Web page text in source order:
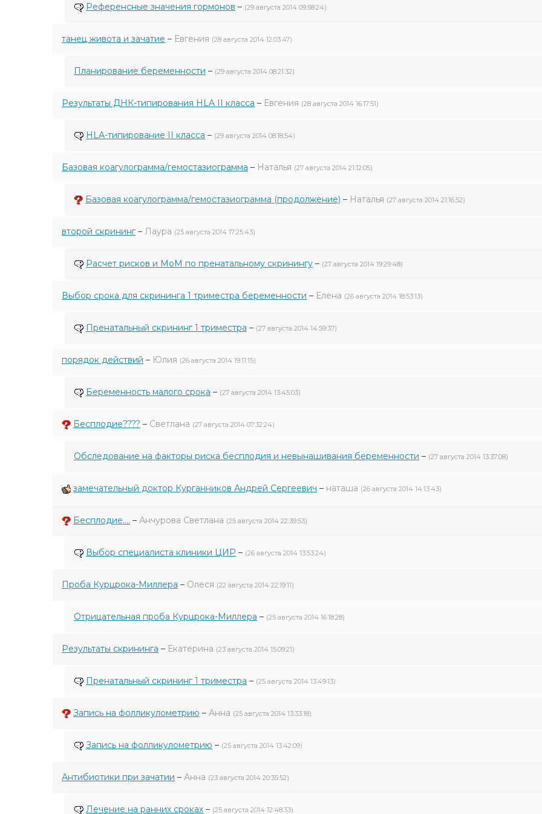
Референсные значения гормонов – (29 августа 2014 09:58:24)
танец живота и зачатие – Евгения (28 августа 2014 12:03:47)
Планирование беременности – (29 августа 2014 08:21:32)
Результаты ДНК-типирования HLA II класса – Евгения (28 августа 2014 16:17:51)
HLA-типирование II класса – (29 августа 2014 08:18:54)
Базовая коагулограмма/гемостазиограмма – Наталья (27 августа 2014 21:12:05)
Базовая коагулограмма/гемостазиограмма (продолжение) – Наталья (27 августа 2014 21:16:52)
второй скрининг– Лаура (25 августа 2014 17:25:43)
Расчет рисков и МоМ по пренатальному скринингу – (27 августа 2014 19:29:48)
Выбор срока для скрининга 1 триместра беременности – Елена (26 августа 2014 18:53:13)
Пренатальный скрининг 1 триместра – (27 августа 2014 14:59:37)
порядок действий – Юлия (26 августа 2014 19:11:15)
Беременность малого срока – (27 августа 2014 13:45:03)
Бесплодие???? – Светлана (27 августа 2014 07:32:24)
Обследование на факторы риска бесплодия и невынашивания беременности – (27 августа 2014 13:37:08)
замечательный доктор Курганников Андрей Сергеевич – наташа (26 августа 2014 14:13:43)
Бесплодие.... – Анчурова Светлана (25 августа 2014 22:39:53)
Выбор специалиста клиники ЦИР – (26 августа 2014 13:53:24)
Проба Курцрока-Миллера – Олеся (22 августа 2014 22:19:11)
Отрицательная проба Курцрока-Миллера – (25 августа 2014 16:18:28)
Результаты скрининга – Екатерина (23 августа 2014 15:09:21)
Пренатальный скрининг 1 триместра – (25 августа 2014 13:49:13)
Запись на фолликулометрию – Анна (25 августа 2014 13:33:18)
Запись на фолликулометрию – (25 августа 2014 13:42:09)
Антибиотики при зачатии – Анна (23 августа 2014 20:35:52)
Лечение на ранних сроках – (25 августа 2014 12:48:33)